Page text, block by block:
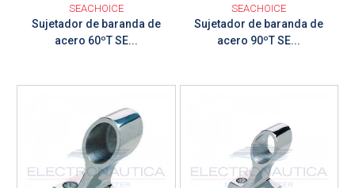
SEACHOICE
Sujetador de baranda de
acero 60ºT SE...
SEACHOICE
Sujetador de baranda de
acero 90ºT SE...